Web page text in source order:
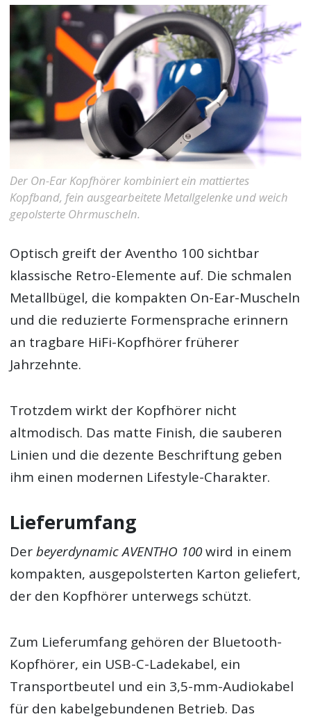
Der On-Ear Kopfhörer kombiniert ein mattiertes
Kopfband, fein ausgearbeitete Metallgelenke und weich
gepolsterte Ohrmuscheln.
Optisch greift der Aventho 100 sichtbar
klassische Retro-Elemente auf. Die schmalen
Metallbügel, die kompakten On-Ear-Muscheln
und die reduzierte Formensprache erinnern
an tragbare HiFi-Kopfhörer früherer
Jahrzehnte.
Trotzdem wirkt der Kopfhörer nicht
altmodisch. Das matte Finish, die sauberen
Linien und die dezente Beschriftung geben
ihm einen modernen Lifestyle-Charakter.
Lieferumfang
Derbeyerdynamic AVENTHO 100wird in einem
kompakten, ausgepolsterten Karton geliefert,
der den Kopfhörer unterwegs schützt.
Zum Lieferumfang gehören der Bluetooth-
Kopfhörer, ein USB-C-Ladekabel, ein
Transportbeutel und ein 3,5-mm-Audiokabel
für den kabelgebundenen Betrieb. Das